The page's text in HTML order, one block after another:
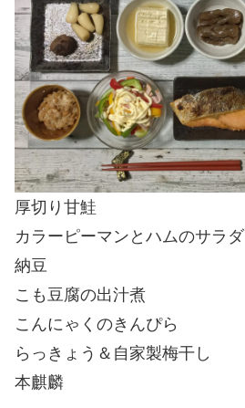
厚切り甘鮭
カラーピーマンとハムのサラダ
納豆
こも豆腐の出汁煮
こんにゃくのきんぴら
らっきょう＆自家製梅干し
本麒麟